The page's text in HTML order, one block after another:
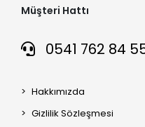
Müşteri Hattı
0541 762 84
Hakkımızda
Gizlilik Sözleşmesi